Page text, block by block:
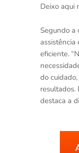
Deixo aqui
Segundo a
eficiente.
do
resultados.
destaca a